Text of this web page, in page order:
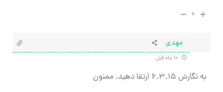
۰
مهدی
به نگارش ۶.۳.۱۵ ارتقا دهید. ممنون